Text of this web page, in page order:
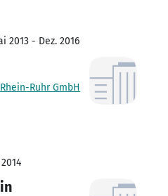
2013 - Dez. 2016
Ruhr GmbH